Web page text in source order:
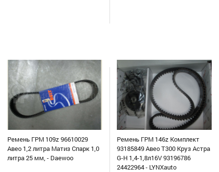
Ремень ГРМ 109z 96610029
Авео 1,2 литра Матиз Спарк 1,0
литра 25 мм, - Daewoo
Ремень ГРМ 146z Комплект
93185849 Авео Т300 Круз Астра
G-H 1,4-1,8л16V 93196786
24422964 - LYNXauto